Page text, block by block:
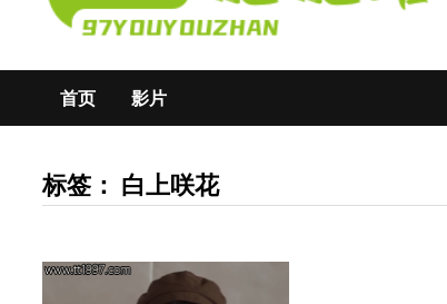
首页 影片
标签： 白上咲花